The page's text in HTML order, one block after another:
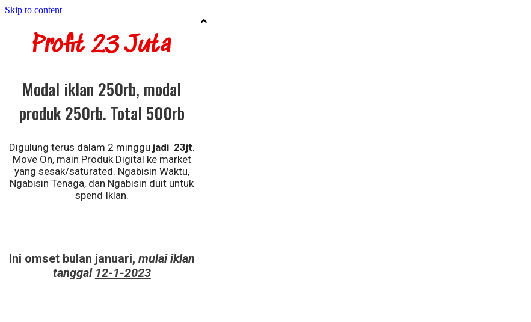
Skip to content
Profit 23 Juta
Modal iklan 250rb, modal
produk 250rb. Total 500rb
Digulung terus dalam 2 minggu jadi 23jt.
Move On, main Produk Digital ke market
yang sesak/saturated. Ngabisin Waktu,
Ngabisin Tenaga, dan Ngabisin duit untuk
spend Iklan.
Ini omset bulan januari, mulai iklan
tanggal 12-1-2023